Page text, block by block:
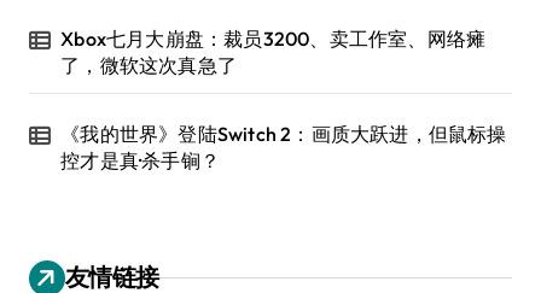
Xbox七月大崩盘：裁员3200、卖工作室、网络瘫
了，微软这次真急了
《我的世界》登陆Switch 2：画质大跃进，但鼠标操
控才是真·杀手锏？
友情链接